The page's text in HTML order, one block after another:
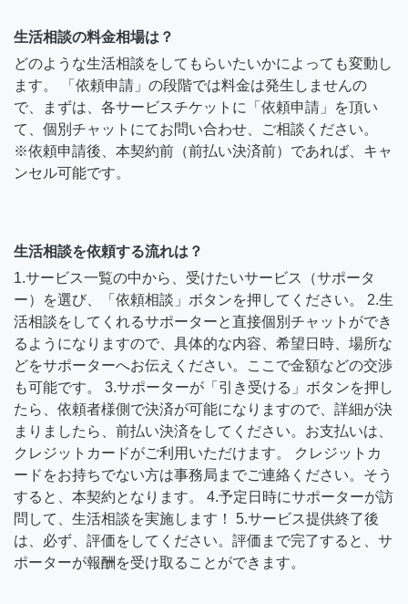
生活相談の料金相場は？
どのような生活相談をしてもらいたいかによっても変動し
ます。 「依頼申請」の段階では料金は発生しませんの
で、まずは、各サービスチケットに「依頼申請」を頂い
て、個別チャットにてお問い合わせ、ご相談ください。
※依頼申請後、本契約前（前払い決済前）であれば、キャ
ンセル可能です。
生活相談を依頼する流れは？
1.サービス一覧の中から、受けたいサービス（サポータ
ー）を選び、「依頼相談」ボタンを押してください。 2.生
活相談をしてくれるサポーターと直接個別チャットができ
るようになりますので、具体的な内容、希望日時、場所な
どをサポーターへお伝えください。ここで金額などの交渉
も可能です。 3.サポーターが「引き受ける」ボタンを押し
たら、依頼者様側で決済が可能になりますので、詳細が決
まりましたら、前払い決済をしてください。お支払いは、
クレジットカードがご利用いただけます。 クレジットカ
ードをお持ちでない方は事務局までご連絡ください。そう
すると、本契約となります。 4.予定日時にサポーターが訪
問して、生活相談を実施します！ 5.サービス提供終了後
は、必ず、評価をしてください。評価まで完了すると、サ
ポーターが報酬を受け取ることができます。